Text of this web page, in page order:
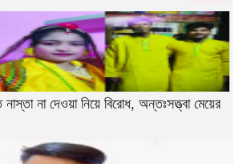
নাস্তা না দেওয়া নিয়ে বিরোধ, অন্তঃসত্ত্বা মেয়ের